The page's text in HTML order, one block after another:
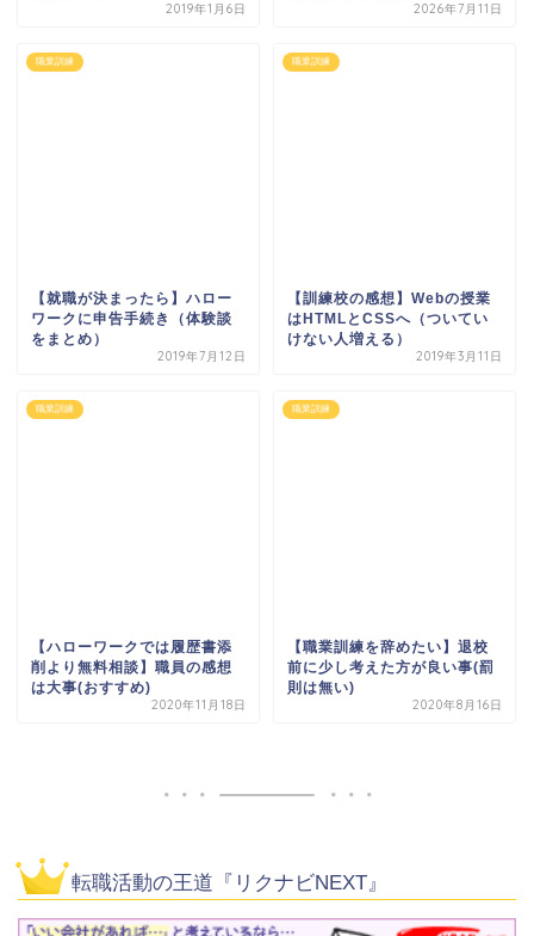
2019年1月6日 2026年7月11日
職業訓練
【就職が決まったら】ハロー
ワークに申告手続き（体験談
をまとめ）
2019年7月12日
職業訓練
【訓練校の感想】Webの授業
はHTMLとCSSへ（ついてい
けない人増える）
2019年3月11日
職業訓練
【ハローワークでは履歴書添
削より無料相談】職員の感想
は大事(おすすめ)
2020年11月18日
職業訓練
【職業訓練を辞めたい】退校
前に少し考えた方が良い事(罰
則は無い)
2020年8月16日
転職活動の王道『リクナビNEXT』